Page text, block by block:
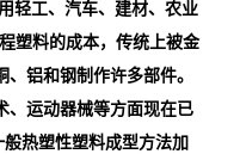
轻工、汽车、建材、农业
塑料的成本，传统上被金
铝和钢制作许多部件。
、运动器械等方面现在已
热塑性塑料成型方法加